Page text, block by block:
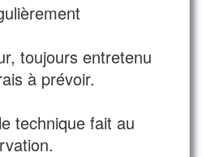
toujours entretenu
à prévoir.
technique fait au